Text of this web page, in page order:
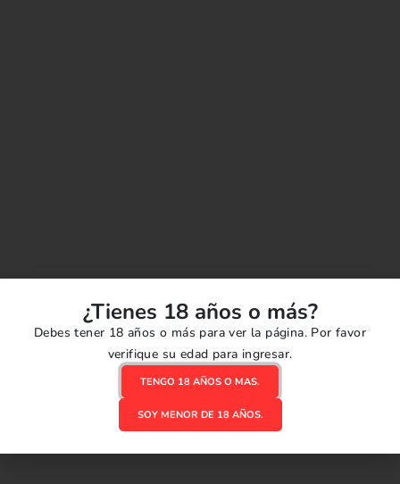
¿Tienes 18 años o más?
Debes tener 18 años o más para ver la página. Por favor
verifique su edad para ingresar.
TENGO 18 AÑOS O MAS.
SOY MENOR DE 18 AÑOS.